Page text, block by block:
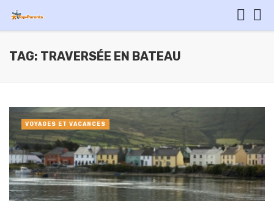
TAG: TRAVERSÉE EN BATEAU
VOYAGES ET VACANCES